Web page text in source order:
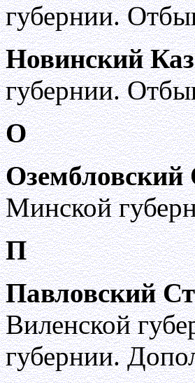
губернии.
Новинский
губернии.
О
Минской
П
Павловский
Виленской
губернии.